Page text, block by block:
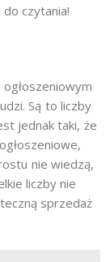
czytania!
Są to liczby
jednak taki, że
nie wiedzą,
liczby nie
sprzedaż